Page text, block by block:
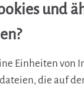
und
Einheiten von
die auf